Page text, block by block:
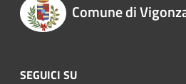
Comune di
SEGUICI SU